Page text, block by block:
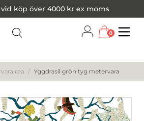
vid köp över 4000 kr ex moms
0
rea / Yggdrasil grön tyg metervara